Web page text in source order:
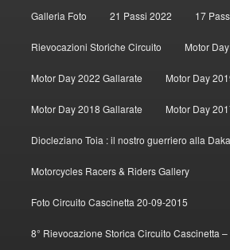
Galleria Foto 21 Passi 2022 17
Rievocazioni Storiche Circuito Motor
Motor Day 2022 Gallarate Motor Day
Motor Day 2018 Gallarate Motor Day
Diocleziano Toia : il nostro guerriero alla
Motorcycles Racers & Riders Gallery
Foto Circuito Cascinetta 20-09-2015
8° Rievocazione Storica Circuito Cascinetta